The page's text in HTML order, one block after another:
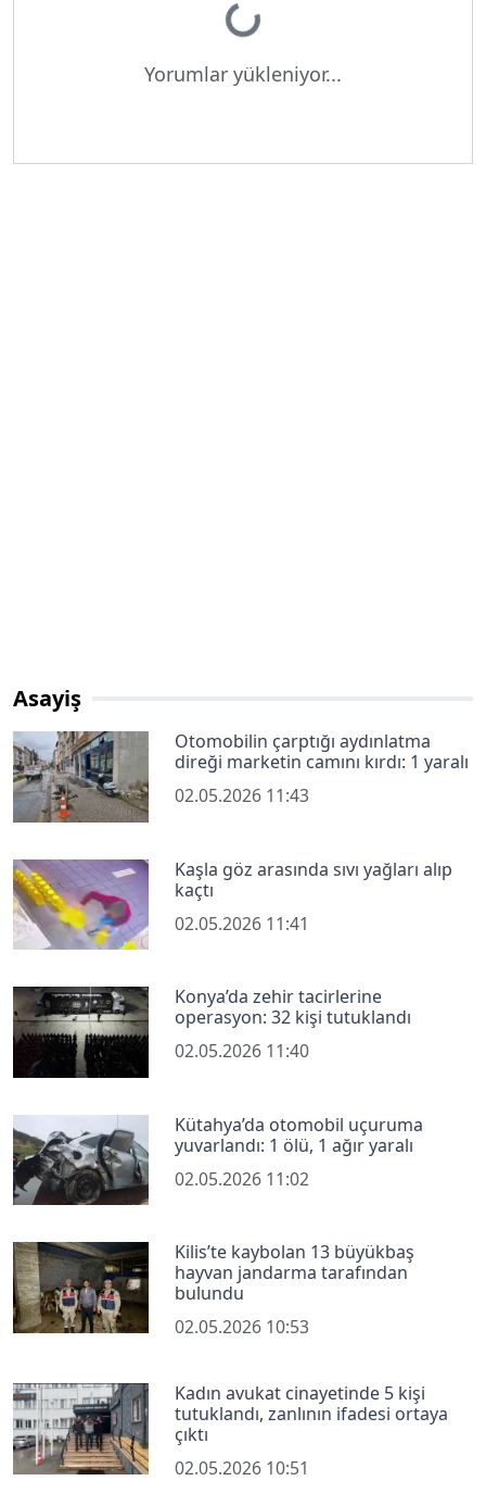
Yükleniyor...
Yorumlar yükleniyor...
Asayiş
Otomobilin çarptığı aydınlatma
direği marketin camını kırdı: 1 yaralı
02.05.2026 11:43
Kaşla göz arasında sıvı yağları alıp
kaçtı
02.05.2026 11:41
Konya’da zehir tacirlerine
operasyon: 32 kişi tutuklandı
02.05.2026 11:40
Kütahya’da otomobil uçuruma
yuvarlandı: 1 ölü, 1 ağır yaralı
02.05.2026 11:02
Kilis’te kaybolan 13 büyükbaş
hayvan jandarma tarafından
bulundu
02.05.2026 10:53
Kadın avukat cinayetinde 5 kişi
tutuklandı, zanlının ifadesi ortaya
çıktı
02.05.2026 10:51